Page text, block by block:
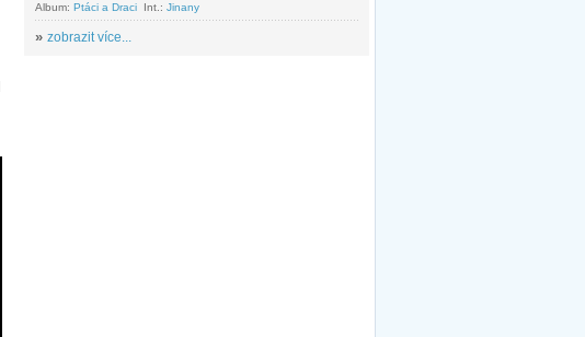
Album: Ptáci a Draci Int.: Jinany
» zobrazit více...